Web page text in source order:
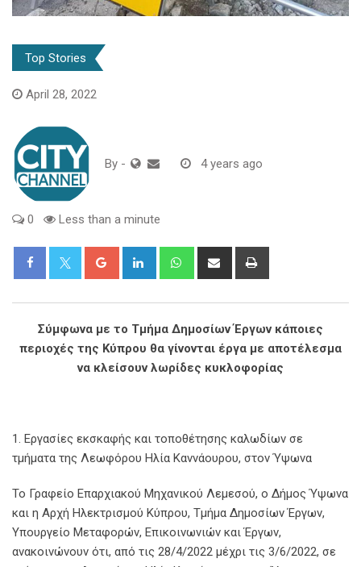
Top Stories
April 28, 2022
By - 4 years ago
0 Less than a minute
Google+ LinkedIn WhatsappShare
Σύμφωνα με το Τμήμα Δημοσίων Έργων κάποιες
περιοχές της Κύπρου θα γίνονται έργα με αποτέλεσμα
να κλείσουν λωρίδες κυκλοφορίας
1. Εργασίες εκσκαφής και τοποθέτησης καλωδίων σε
τμήματα της Λεωφόρου Ηλία Καννάουρου, στον Ύψωνα
Το Γραφείο Επαρχιακού Μηχανικού Λεμεσού, ο Δήμος Ύψωνα
και η Αρχή Ηλεκτρισμού Κύπρου, Τμήμα Δημοσίων Έργων,
Υπουργείο Μεταφορών, Επικοινωνιών και Έργων,
ανακοινώνουν ότι, από τις 28/4/2022 μέχρι τις 3/6/2022, σε